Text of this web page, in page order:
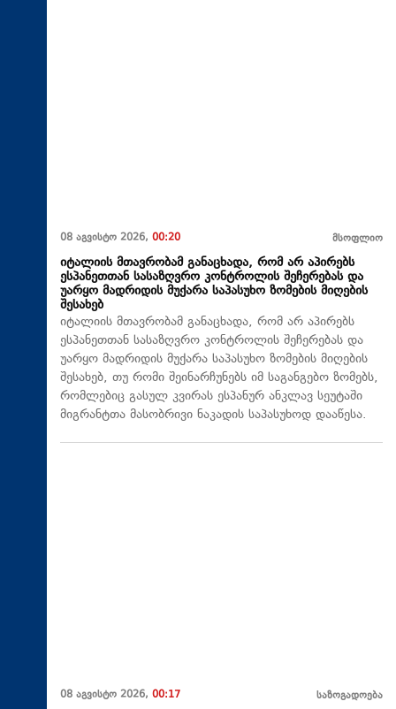
08 აგვისტო 2026, 00:20 მსოფლიო
იტალიის მთავრობამ განაცხადა, რომ არ აპირებს
ესპანეთთან სასაზღვრო კონტროლის შეჩერებას და
უარყო მადრიდის მუქარა საპასუხო ზომების მიღების
შესახებ
იტალიის მთავრობამ განაცხადა, რომ არ აპირებს
ესპანეთთან სასაზღვრო კონტროლის შეჩერებას და
უარყო მადრიდის მუქარა საპასუხო ზომების მიღების
შესახებ, თუ რომი შეინარჩუნებს იმ საგანგებო ზომებს,
რომლებიც გასულ კვირას ესპანურ ანკლავ სეუტაში
მიგრანტთა მასობრივი ნაკადის საპასუხოდ დააწესა.
08 აგვისტო 2026, 00:17 საზოგადოება